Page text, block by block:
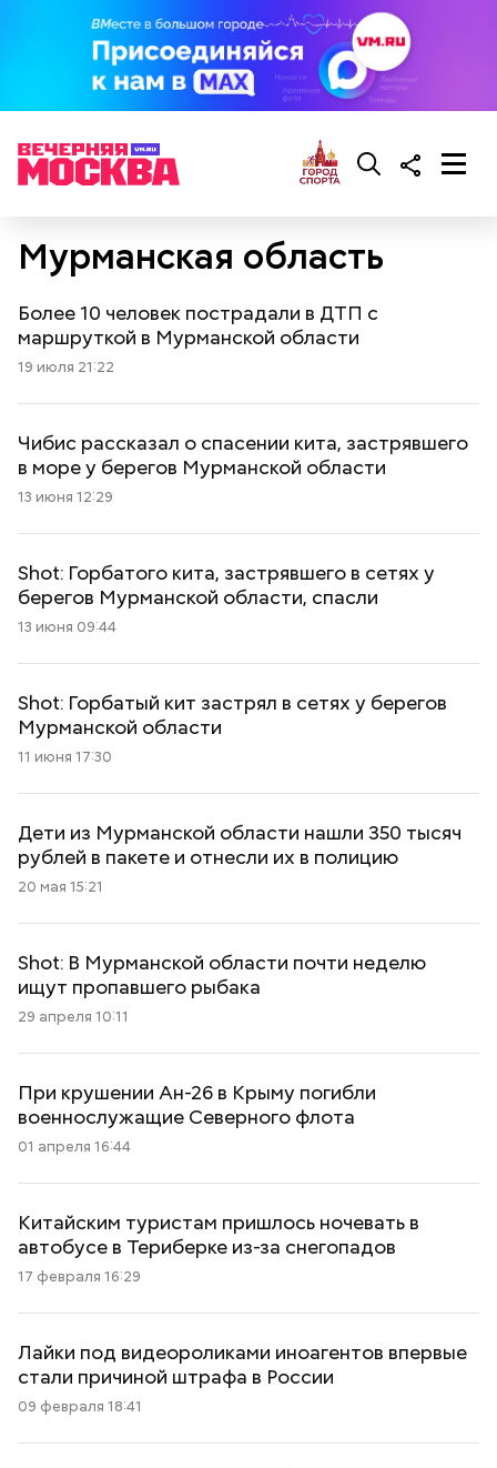
Мурманская область
Более 10 человек пострадали в ДТП с
маршруткой в Мурманской области
19 июля 21:22
Чибис рассказал о спасении кита, застрявшего
в море у берегов Мурманской области
13 июня 12:29
Shot: Горбатого кита, застрявшего в сетях у
берегов Мурманской области, спасли
13 июня 09:44
Shot: Горбатый кит застрял в сетях у берегов
Мурманской области
11 июня 17:30
Дети из Мурманской области нашли 350 тысяч
рублей в пакете и отнесли их в полицию
20 мая 15:21
Shot: В Мурманской области почти неделю
ищут пропавшего рыбака
29 апреля 10:11
При крушении Ан-26 в Крыму погибли
военнослужащие Северного флота
01 апреля 16:44
Китайским туристам пришлось ночевать в
автобусе в Териберке из-за снегопадов
17 февраля 16:29
Лайки под видеороликами иноагентов впервые
стали причиной штрафа в России
09 февраля 18:41